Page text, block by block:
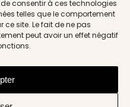
consentir à ces technologies
telles que le comportement
site. Le fait de ne pas
peut avoir un effet négatif